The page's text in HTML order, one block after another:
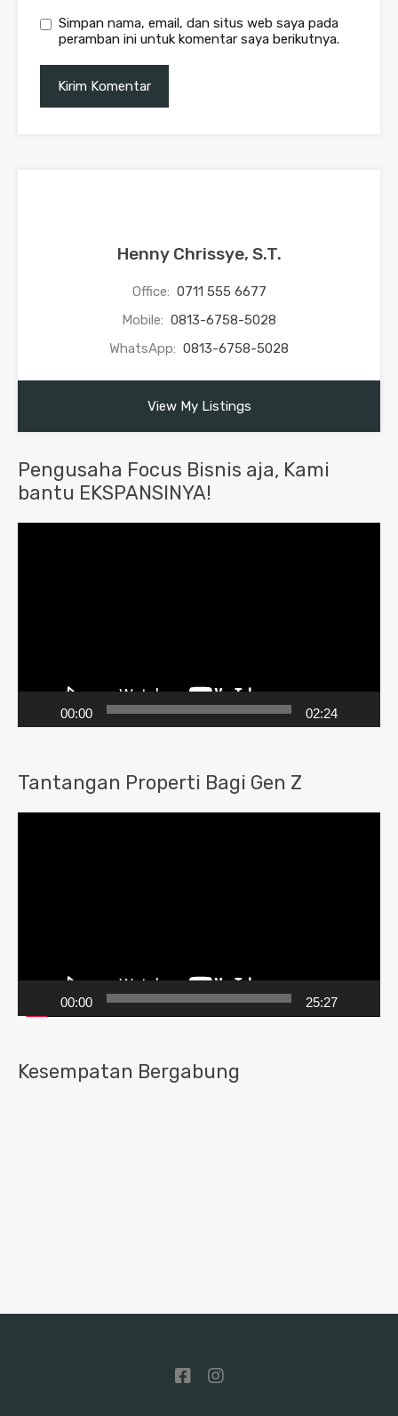
Simpan nama, email, dan situs web saya pada
peramban ini untuk komentar saya berikutnya.
Henny Chrissye, S.T.
Office: 0711 555 6677
Mobile: 0813-6758-5028
WhatsApp: 0813-6758-5028
View My Listings
Pengusaha Focus Bisnis aja, Kami
bantu EKSPANSINYA!
00:00 02:24
Tantangan Properti Bagi Gen Z
00:00 25:27
Kesempatan Bergabung